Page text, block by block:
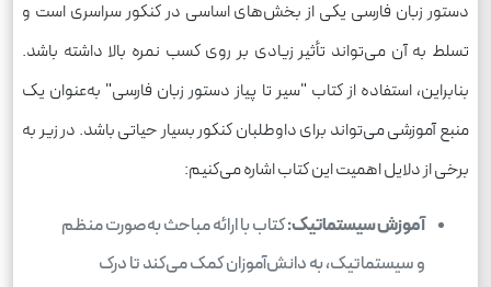
دستور زبان فارسی یکی از بخش‌های اساسی در کنکور سراسری است و
تسلط به آن می‌تواند تأثیر زیادی بر روی کسب نمره بالا داشته باشد.
بنابراین، استفاده از کتاب "سیر تا پیاز دستور زبان فارسی" به‌عنوان یک
منبع آموزشی می‌تواند برای داوطلبان کنکور بسیار حیاتی باشد. در زیر به
برخی از دلایل اهمیت این کتاب اشاره می‌کنیم:
آموزش سیستماتیک:کتاب با ارائه مباحث به‌صورت منظم
و سیستماتیک، به دانش‌آموزان کمک می‌کند تا درک